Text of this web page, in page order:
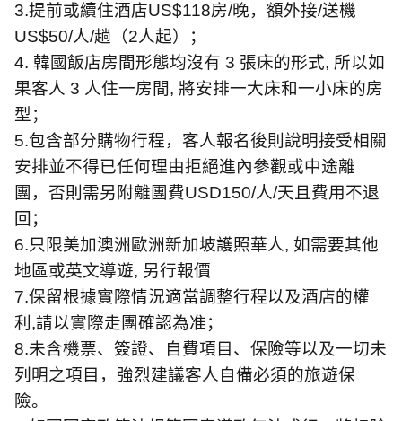
3.提前或續住酒店US$118房/晚，額外接/送機
US$50/人/趟（2人起）；
4. 韓國飯店房間形態均沒有 3 張床的形式, 所以如
果客人 3 人住一房間, 將安排一大床和一小床的房
型；
5.包含部分購物行程，客人報名後則說明接受相關
安排並不得已任何理由拒絕進內參觀或中途離
團，否則需另附離團費USD150/人/天且費用不退
回；
6.只限美加澳洲歐洲新加坡護照華人, 如需要其他
地區或英文導遊, 另行報價
7.保留根據實際情況適當調整行程以及酒店的權
利 ,請以實際走團確認為准；
8.未含機票、簽證、自費項目、保險等以及一切未
列明之項目，強烈建議客人自備必須的旅遊保
險。